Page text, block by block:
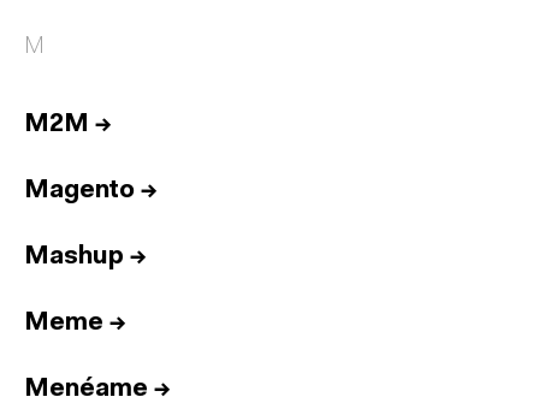
M
M2M →
Magento →
Mashup →
Meme →
Menéame →